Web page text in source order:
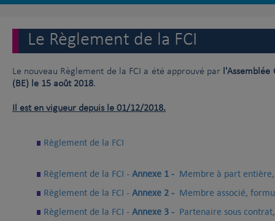
Le Règlement de la FCI
Le nouveau Règlement de la FCI a été approuvé par
(BE) le 15 août 2018.
Il est en vigueur depuis le 01/12/2018.
Règlement de la FCI
Règlement de la FCI - Annexe 1 - Membre à part
Règlement de la FCI - Annexe 2 - Membre associé,
Règlement de la FCI - Annexe 3 - Partenaire sous